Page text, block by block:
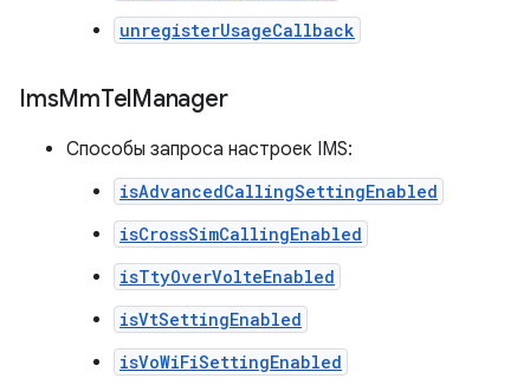
unregisterUsageCallback
ImsMmTelManager
Способы запроса настроек IMS:
isAdvancedCallingSettingEnabled
isCrossSimCallingEnabled
isTtyOverVolteEnabled
isVtSettingEnabled
isVoWiFiSettingEnabled